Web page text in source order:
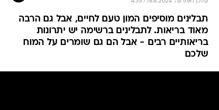
עודכן לאחרונה: 18.6.2024 / 4:35
תבלינים מוסיפים המון טעם לחיים, אבל גם הרבה
מאוד בריאות. לתבלינים ברשימה יש יתרונות
בריאותיים רבים - אבל הם גם שומרים על המוח
שלכם